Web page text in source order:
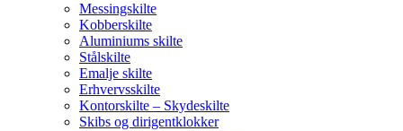
Messingskilte
Kobberskilte
Aluminiums skilte
Stålskilte
Emalje skilte
Erhvervsskilte
Kontorskilte – Skydeskilte
Skibs og dirigentklokker